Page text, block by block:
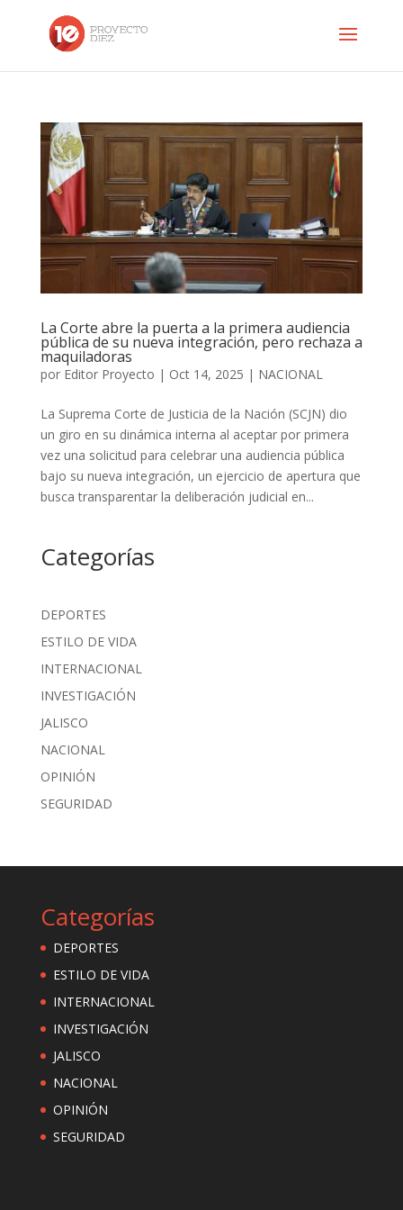
La Corte abre la puerta a la primera audiencia
pública de su nueva integración, pero rechaza a
maquiladoras
por Editor Proyecto | Oct 14, 2025 | NACIONAL
La Suprema Corte de Justicia de la Nación (SCJN) dio
un giro en su dinámica interna al aceptar por primera
vez una solicitud para celebrar una audiencia pública
bajo su nueva integración, un ejercicio de apertura que
busca transparentar la deliberación judicial en...
Categorías
DEPORTES
ESTILO DE VIDA
INTERNACIONAL
INVESTIGACIÓN
JALISCO
NACIONAL
OPINIÓN
SEGURIDAD
Categorías
DEPORTES
ESTILO DE VIDA
INTERNACIONAL
INVESTIGACIÓN
JALISCO
NACIONAL
OPINIÓN
SEGURIDAD